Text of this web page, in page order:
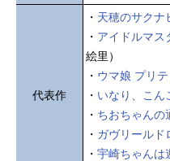
代表作
・ 天穂のサクナ
・ アイドルマス
絵里）
・ ウマ娘 プリ
・ いなり、こん
・ ちおちゃんの
・ ガヴリールド
・ 宇崎ちゃんは